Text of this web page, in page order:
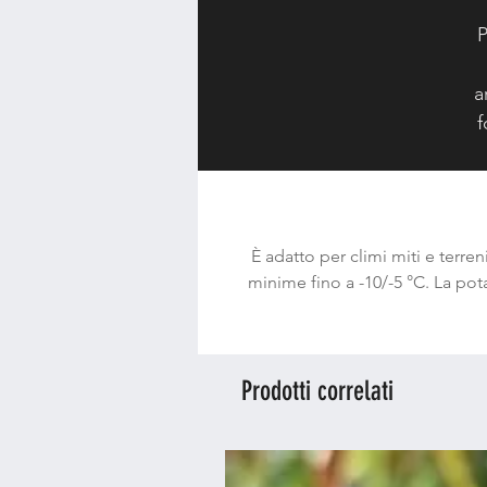
È adatto per climi miti e
minime fino a -10/-5 °C. La
Prodotti correlati